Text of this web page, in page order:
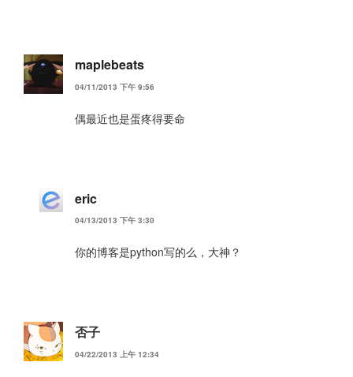
maplebeats
04/11/2013 下午 9:56
偶最近也是蛋疼得要命
eric
04/13/2013 下午 3:30
你的博客是python写的么，大神？
否子
04/22/2013 上午 12:34